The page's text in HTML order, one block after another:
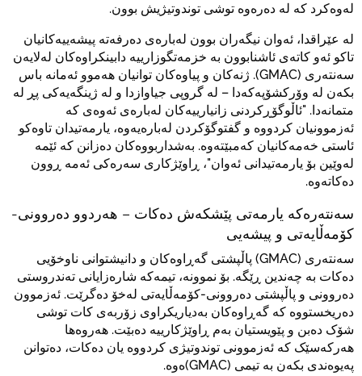
لەوەکرد کە لە دەرەوە توشی توندوتیژیش بوون.
لە عێراقدا، ئەوان نیگەران بوون لەبارەی دەرفەتە پیشەییەکانیان
تاکو ئەو کاتەی ئاشنابوون بە خزمەتگوزارییە دابینکراوەکان لەلایەن
سەنتەری (GMAC). ژنەکان و پیاوەکان توانیان هەموو ئەمانە باس
بکەن لە وۆرکشۆپەکەدا – لە گروپی جیاوازدا و لە ژینگەیەکی پڕ لە
متمانەدا. "ئاڵوگۆڕکردنی زانیارییەکان لەبارەی ئەوەی کە
ئەزموونیان کردووە و گفتوگۆکردن لەبارەیەوە، یارمەتیدان تاوەکو
ئاستی خەمەکانیان کەمبێتەوە. بەشداربووەکان دەزانن کە ئێمە
لەوێین بۆ یارمەتیدانی ئەوان"، ڕاوێژکاری سەرەکی ئەمە ڕوون
دەکاتەوە.
سەنتەرەکە یارمەتی پێشکەش دەکات – هەردوو دەروونی-
کۆمەڵایەتی و پیشەیی
سەنتەری (GMAC) پاڵپشتی گەڕاوەکان و دانیشتوانی ناوخۆیی
دەکات بە چەندین ڕێگە. بۆ نموونە، تیمەکە شارەزایانی تەندروستی
دەروونی و پاڵپشتی دەروونی-کۆمەڵایەتی لەخۆ دەگرێت. ئەزموون
دەریخستووە کە گەڕاوەکان بەدیاریکراوی زۆربەی کات توشی
شۆک دەبن و پێویستیان بەم ڕاوێژکارییە دەبێت. هەروەها
هەرکەسێک کە ئەزموونی توندوتیژی کردووە یان دەکات، دەتوانن
پەیوەندی بکەن بە تیمی (GMAC)ەوە.